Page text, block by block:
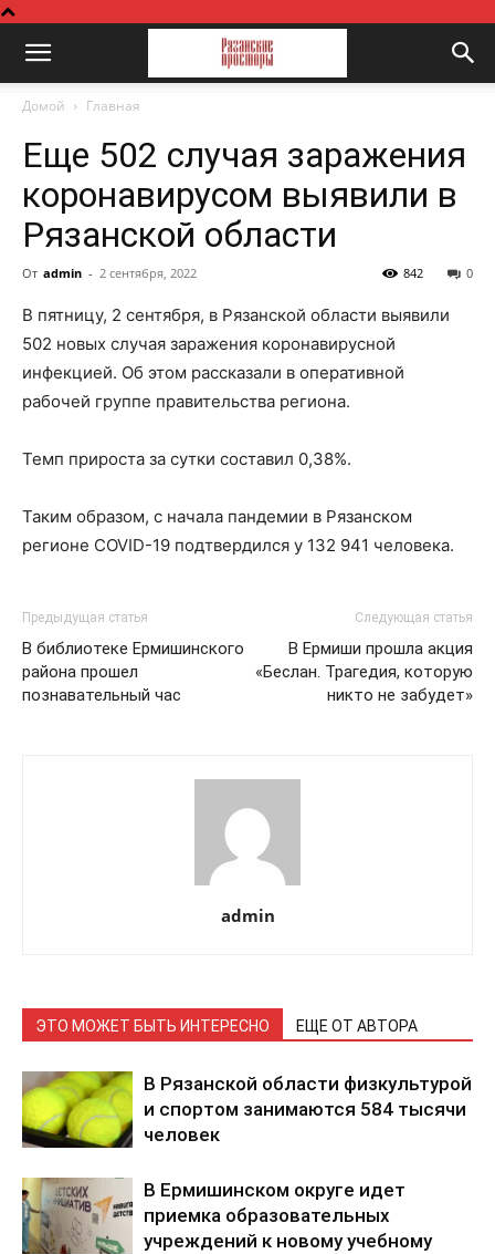
Домой Главная
Еще 502 случая заражения
коронавирусом выявили в
Рязанской области
От admin - 2 сентября, 2022 0
842
В пятницу, 2 сентября, в Рязанской области выявили
502 новых случая заражения коронавирусной
инфекцией. Об этом рассказали в оперативной
рабочей группе правительства региона.
Темп прироста за сутки составил 0,38%.
Таким образом, с начала пандемии в Рязанском
регионе COVID-19 подтвердился у 132 941 человека.
Предыдущая статья
В библиотеке Ермишинского
района прошел
познавательный час
Следующая статья
В Ермиши прошла акция
«Беслан. Трагедия, которую
никто не забудет»
admin
ЭТО МОЖЕТ БЫТЬ ИНТЕРЕСНО ЕЩЕ ОТ АВТОРА
В Рязанской области физкультурой
и спортом занимаются 584 тысячи
человек
В Ермишинском округе идет
приемка образовательных
учреждений к новому учебному